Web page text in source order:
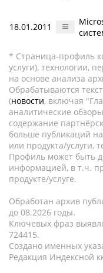
18.01.2011
* Страница-профиль
услуги), технологии,
на основе анализа
Обрабатываются
(новости, включая
аналитические
содержание
больше публикаций
или продукта/услуги,
Профиль может быть
информацией, в т.ч.
продукте/услуге.
Обработан архив
до 08.2026 годы.
Ключевых фраз
724415.
Создано именных
Редакция Индексной